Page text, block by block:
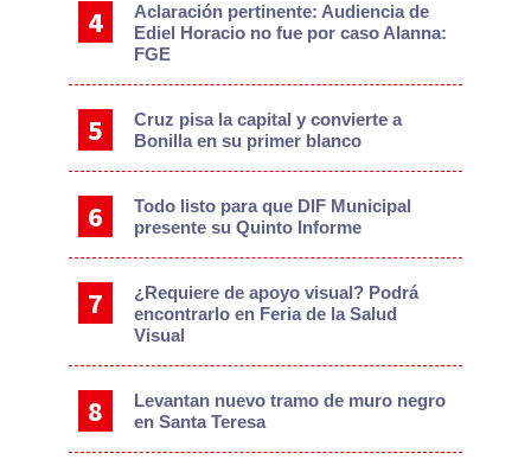
Aclaración pertinente: Audiencia de
Ediel Horacio no fue por caso Alanna:
FGE
Cruz pisa la capital y convierte a
Bonilla en su primer blanco
Todo listo para que DIF Municipal
presente su Quinto Informe
¿Requiere de apoyo visual? Podrá
encontrarlo en Feria de la Salud
Visual
Levantan nuevo tramo de muro negro
en Santa Teresa